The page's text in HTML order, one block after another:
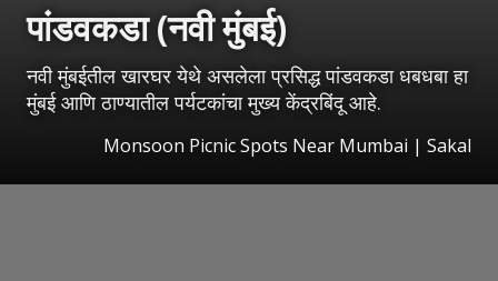
पांडवकडा (नवी मुंबई)
नवी मुंबईतील खारघर येथे असलेला प्रसिद्ध पांडवकडा धबधबा हा
मुंबई आणि ठाण्यातील पर्यटकांचा मुख्य केंद्रबिंदू आहे.
Monsoon Picnic Spots Near Mumbai | Sakal